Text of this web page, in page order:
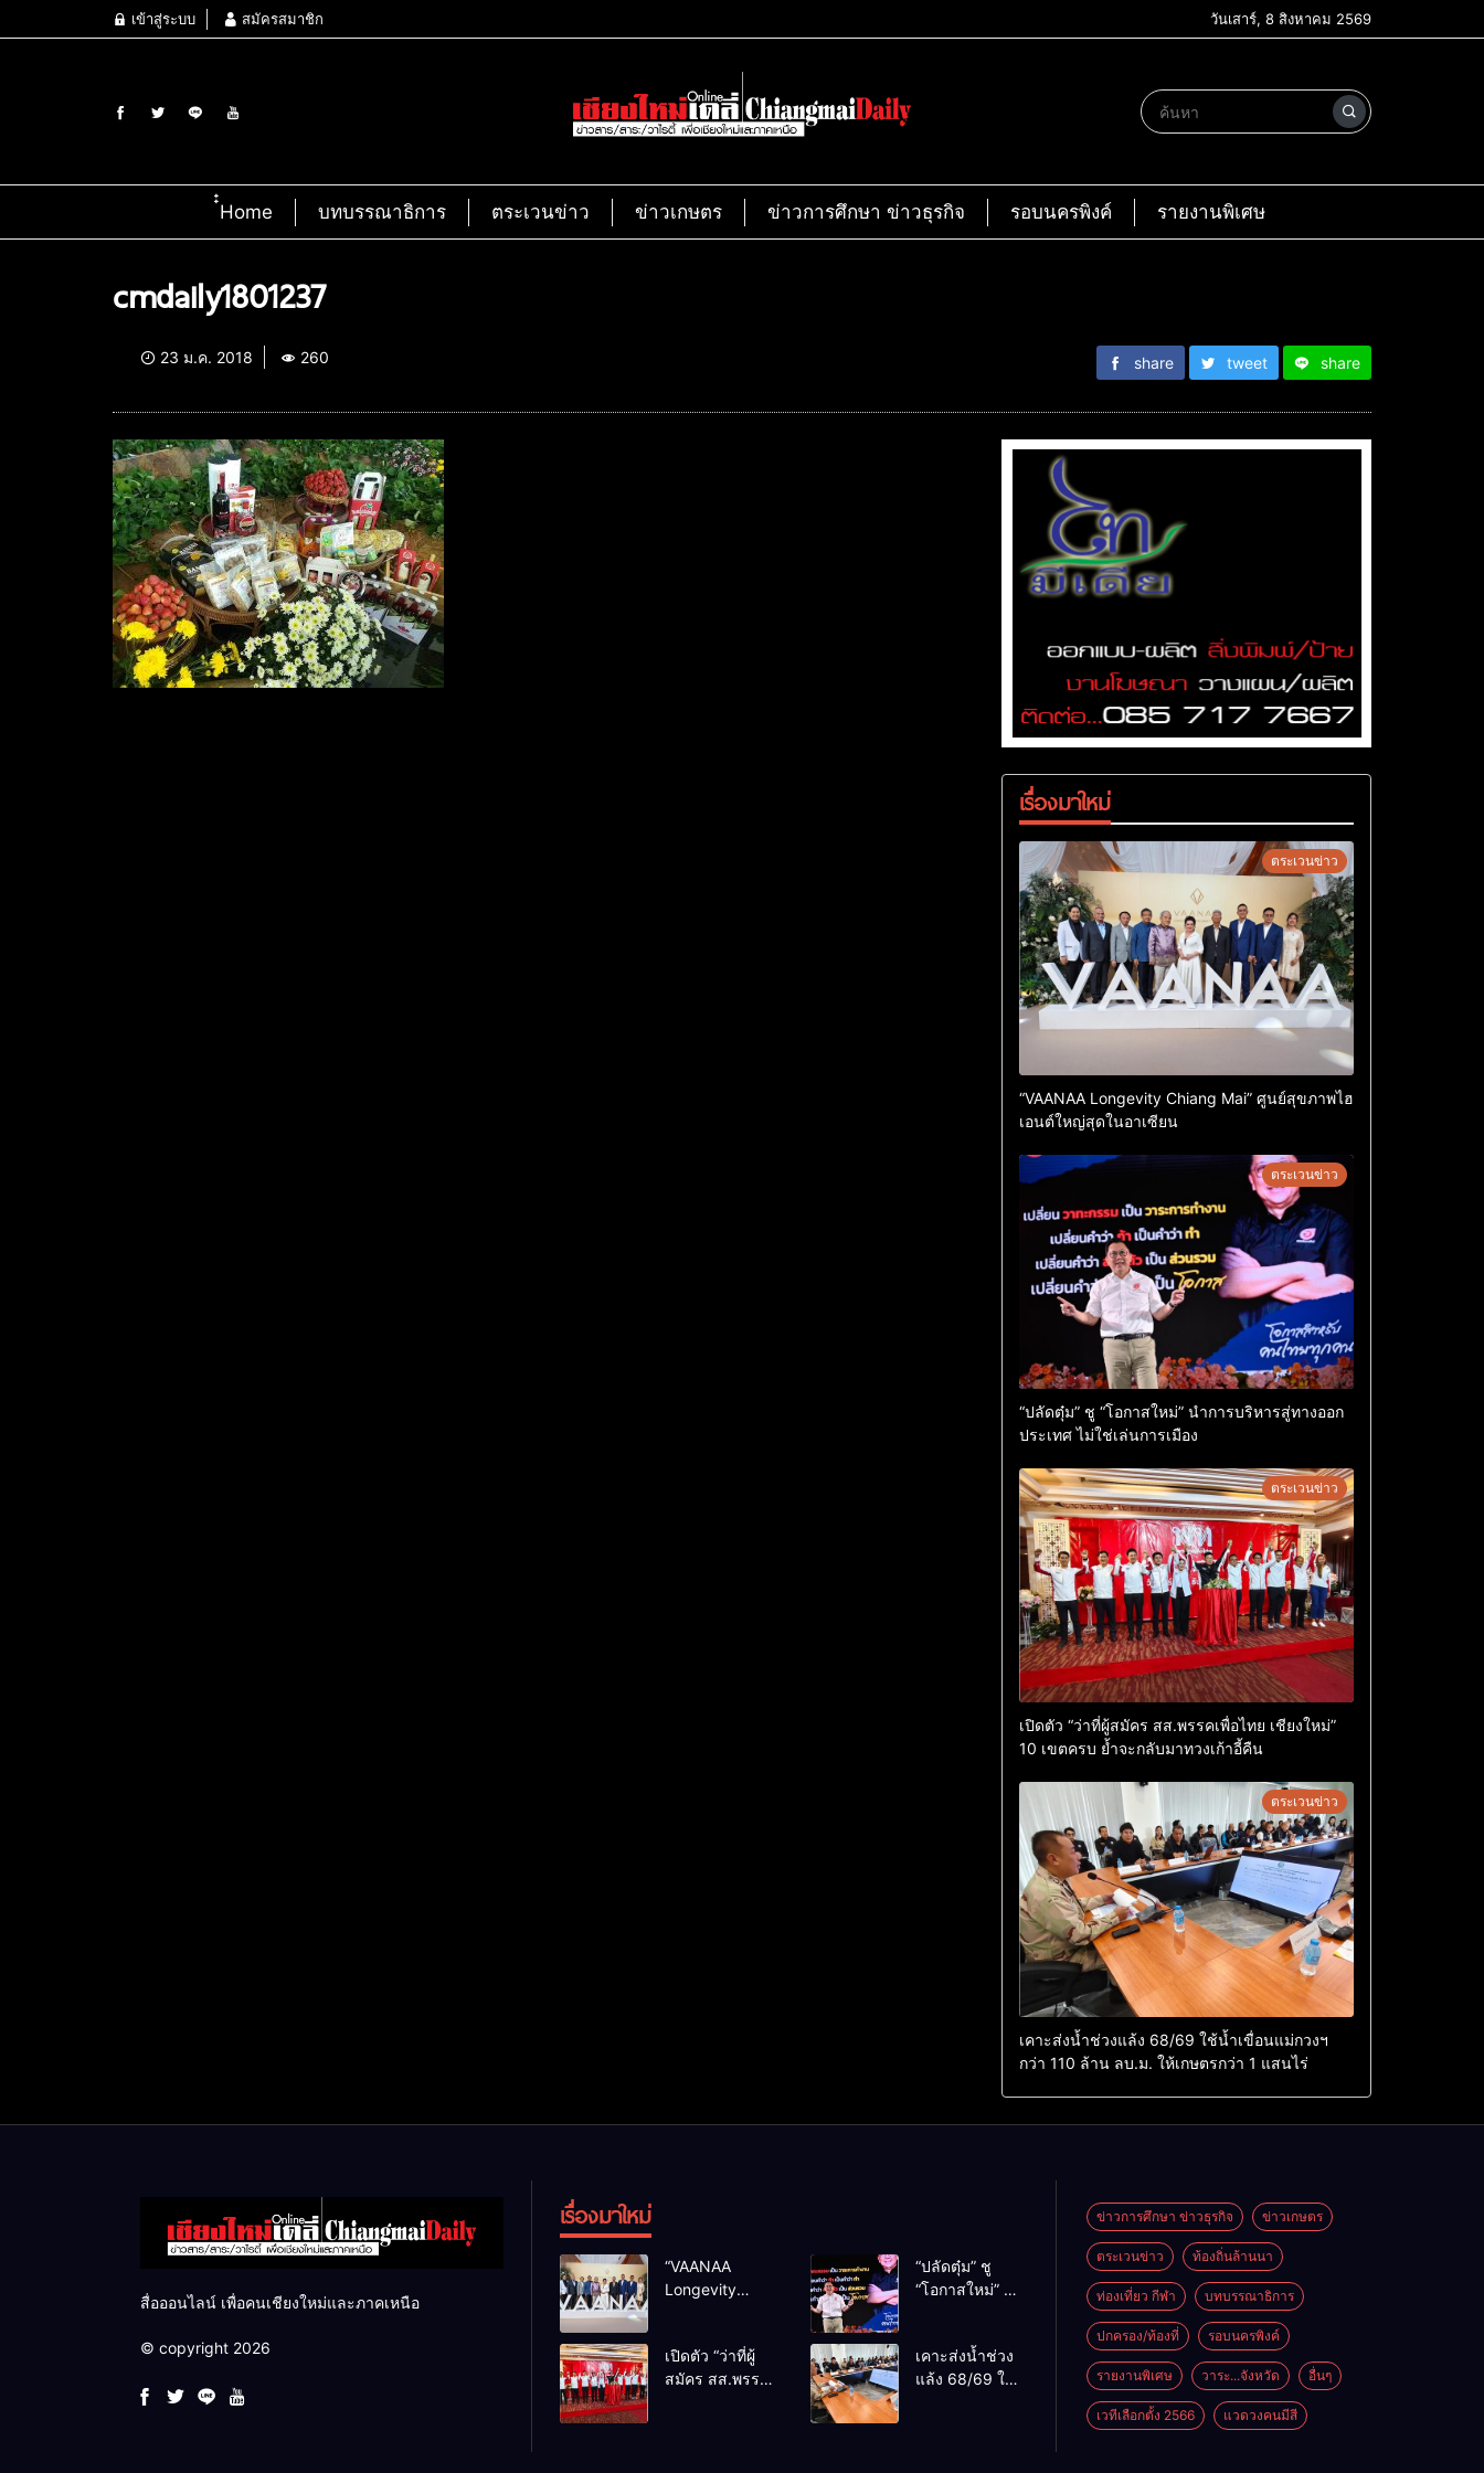
เข้าสู่ระบบ สมัครสมาชิก วันเสาร์, 8 สิงหาคม 2569
๋๋Home บทบรรณาธิการ ตระเวนข่าว ข่าวเกษตร ข่าวการศึกษา ข่าวธุรกิจ รอบนครพิงค์ รายงานพิเศษ
cmdaily1801237
23 ม.ค. 2018 260 share tweet share
เรื่องมาใหม่
ตระเวนข่าว
“VAANAA Longevity Chiang Mai” ศูนย์สุขภาพไฮ
เอนต์ใหญ่สุดในอาเซียน
ตระเวนข่าว
“ปลัดตุ๋ม” ชู “โอกาสใหม่” นำการบริหารสู่ทางออก
ประเทศ ไม่ใช่เล่นการเมือง
ตระเวนข่าว
เปิดตัว “ว่าที่ผู้สมัคร สส.พรรคเพื่อไทย เชียงใหม่”
10 เขตครบ ย้ำจะกลับมาทวงเก้าอี้คืน
ตระเวนข่าว
เคาะส่งน้ำช่วงแล้ง 68/69 ใช้น้ำเขื่อนแม่กวงฯ
กว่า 110 ล้าน ลบ.ม. ให้เกษตรกว่า 1 แสนไร่
สื่อออนไลน์ เพื่อคนเชียงใหม่และภาคเหนือ
© copyright 2026
เรื่องมาใหม่
“VAANAA
Longevity
เอนต์ใหญ่สุดใน
อาเซียน
“ปลัดตุ๋ม” ชู
“โอกาสใหม่” นำ
ไม่ใช่เล่น
การเมือง
เปิดตัว “ว่าที่ผู้
สมัคร สส.พรรค
เคาะส่งน้ำช่วง
แล้ง 68/69 ใช้
ข่าวการศึกษา ข่าวธุรกิจ ข่าวเกษตร
ตระเวนข่าว ท้องถิ่นล้านนา
ท่องเที่ยว กีฬา บทบรรณาธิการ
ปกครอง/ท้องที่ รอบนครพิงค์
รายงานพิเศษ วาระ...จังหวัด อื่นๆ
เวทีเลือกตั้ง 2566 แวดวงคนมีสี